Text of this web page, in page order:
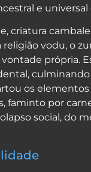
e
criatura
religião vodu, o
própria.
culminando
os
faminto por
social, do